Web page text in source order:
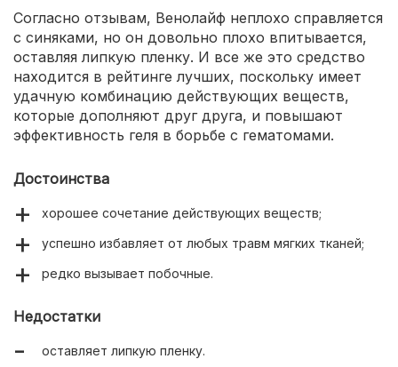
Согласно отзывам, Венолайф неплохо справляется
с синяками, но он довольно плохо впитывается,
оставляя липкую пленку. И все же это средство
находится в рейтинге лучших, поскольку имеет
удачную комбинацию действующих веществ,
которые дополняют друг друга, и повышают
эффективность геля в борьбе с гематомами.
Достоинства
хорошее сочетание действующих веществ;
успешно избавляет от любых травм мягких тканей;
редко вызывает побочные.
Недостатки
оставляет липкую пленку.